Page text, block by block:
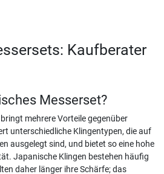
Kaufberater
Messerset?
mehrere Vorteile gegenüber
unterschiedliche Klingentypen, die auf
ausgelegt sind, und bietet so eine hohe
Japanische Klingen bestehen häufig
daher länger ihre Schärfe; das